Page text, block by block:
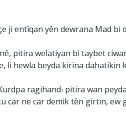
ji entîqan yên dewrana Mad bi
pitira welatiyan bi taybet
hewla beyda kirina dahatikin
ragihand: pitira wan
car ne car demik tên girtin,